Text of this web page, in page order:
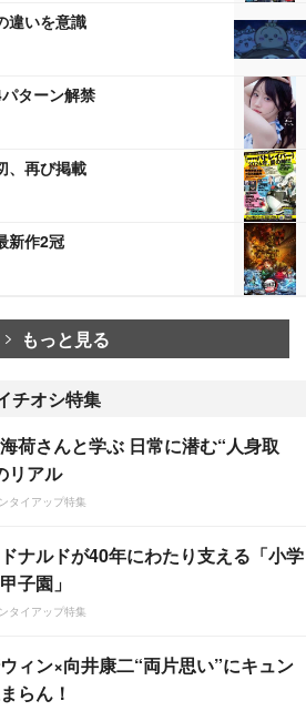
違いを意識
ターン解禁
、再び掲載
新作2冠
もっと見る
チオシ特集
荷さんと学ぶ 日常に潜む“人身取
リアル
タイアップ特集
ナルドが40年にわたり支える「小学
子園」
タイアップ特集
ィン×向井康二“両片思い”にキュン
らん！